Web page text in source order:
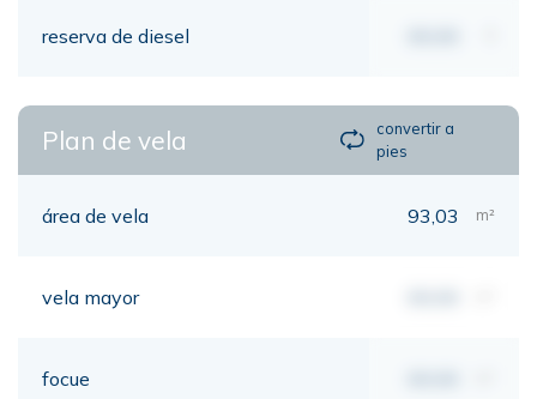
reserva de diesel
Plan de vela
convertir a
pies
área de vela 93,03 m²
vela mayor
focue